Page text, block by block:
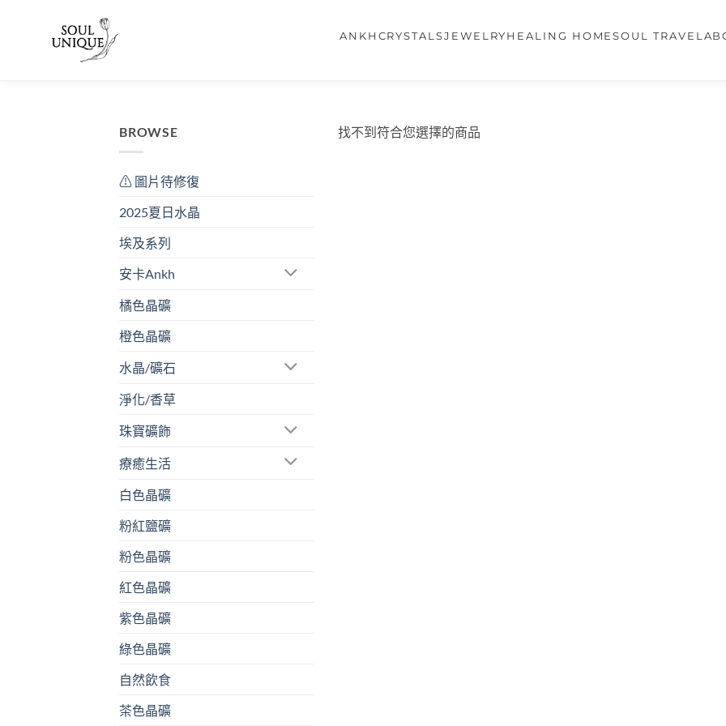
ANKH CRYSTALSJEWELRY HEALING HOMESOUL TRAVEL
BROWSE
⚠ 圖片待修復
2025夏日水晶
埃及系列
安卡Ankh
橘色晶礦
橙色晶礦
水晶/礦石
淨化/香草
珠寶礦飾
療癒生活
白色晶礦
粉紅鹽礦
粉色晶礦
紅色晶礦
紫色晶礦
綠色晶礦
自然飲食
茶色晶礦
找不到符合您選擇的商品